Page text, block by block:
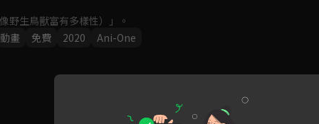
野生鳥獸富有多樣性）」。
動畫 免費 2020 Ani-One